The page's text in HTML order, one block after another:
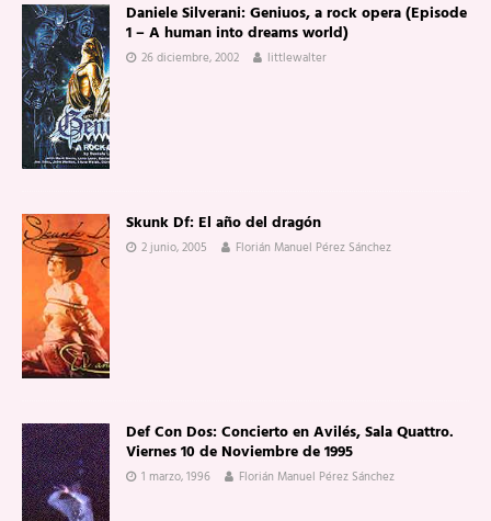
Daniele Silverani: Geniuos, a rock opera (Episode
1 – A human into dreams world)
26 diciembre, 2002 littlewalter
Skunk Df: El año del dragón
2 junio, 2005 Florián Manuel Pérez Sánchez
Def Con Dos: Concierto en Avilés, Sala Quattro.
Viernes 10 de Noviembre de 1995
1 marzo, 1996 Florián Manuel Pérez Sánchez